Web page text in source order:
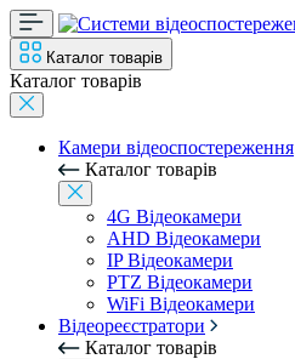
Каталог товарів
Каталог товарів
Камери відеоспостереження
Каталог товарів
4G Відеокамери
AHD Відеокамери
IP Відеокамери
PTZ Відеокамери
WiFi Відеокамери
Відеореєстратори
Каталог товарів